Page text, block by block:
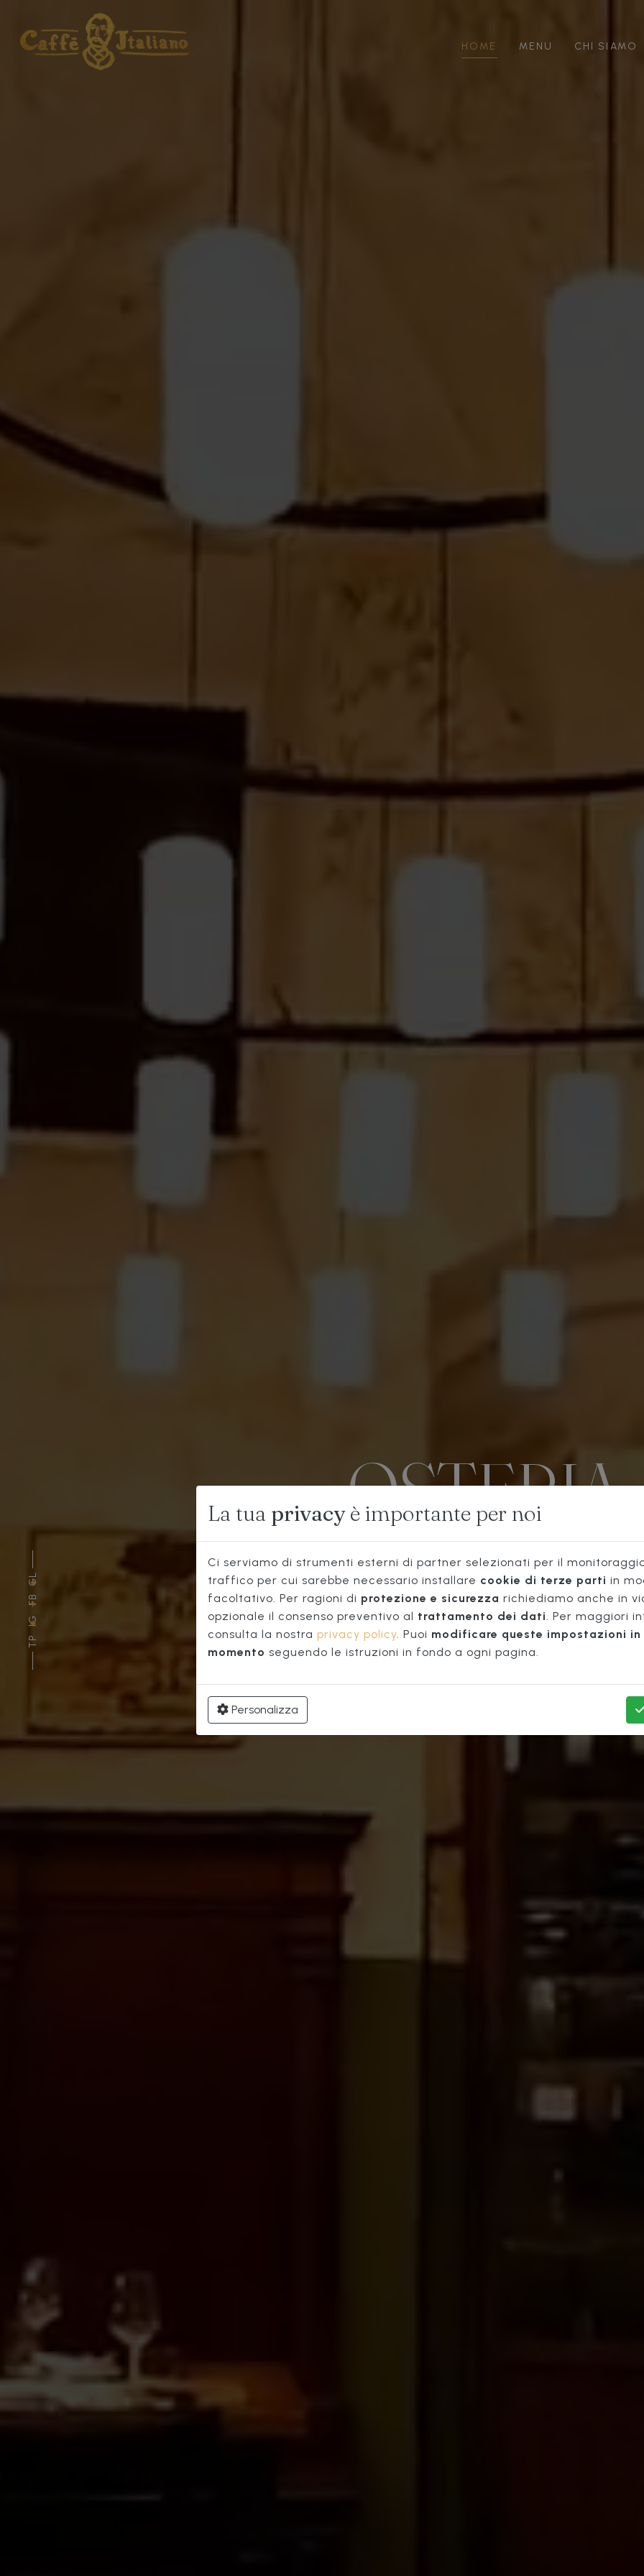
HOME MENU CHI SIAMO
GL
FB
IG
TP
OSTERIA
NON
Centro di
La tua privacy è importante per noi
Ci serviamo di strumenti esterni di partner selezionati per il
traffico per cui sarebbe necessario installare cookie di terze parti in
facoltativo. Per ragioni di protezione e sicurezza richiediamo anche in
opzionale il consenso preventivo al trattamento dei dati . Per maggiori
consulta la nostra privacy policy . Puoi modificare queste impostazioni in
momento seguendo le istruzioni in fondo a ogni pagina.
Personalizza